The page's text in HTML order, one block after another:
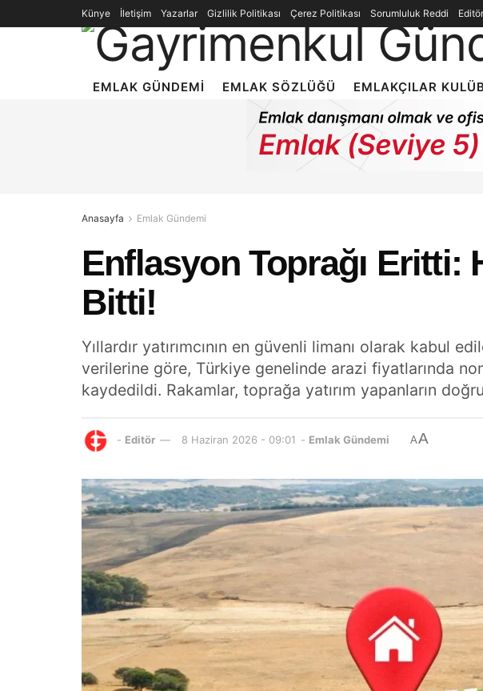
Künye İletişim Yazarlar Gizlilik Politikası Çerez Politikası Sorumluluk Reddi
EMLAK GÜNDEMI EMLAK SÖZLÜĞÜ EMLAKÇILAR
Anasayfa Emlak Gündemi
Enflasyon Toprağı Eritti:
Bitti!
Yıllardır yatırımcının en güvenli limanı olarak kabul
verilerine göre, Türkiye genelinde arazi fiyatlarında
kaydedildi. Rakamlar, toprağa yatırım yapanların
- Editör 8 Haziran 2026 - 09:01 - Emlak Gündemi AA